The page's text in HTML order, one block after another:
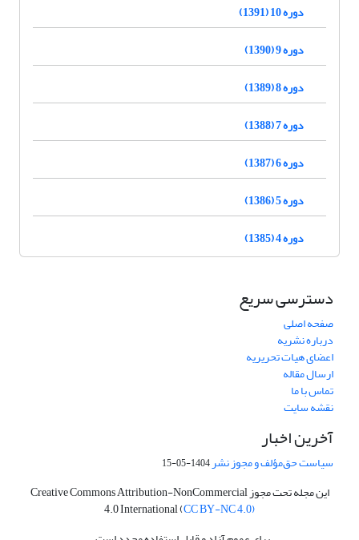
دوره 10 (1391)
دوره 9 (1390)
دوره 8 (1389)
دوره 7 (1388)
دوره 6 (1387)
دوره 5 (1386)
دوره 4 (1385)
دسترسی سریع
صفحه اصلی
درباره نشریه
اعضای هیات تحریریه
ارسال مقاله
تماس با ما
نقشه سایت
آخرین اخبار
سیاست حق‌مؤلف و مجوز نشر1404-05-15
این مجله تحت مجوز Creative Commons Attribution-NonCommercial
4.0 International (CC BY-NC 4.0)